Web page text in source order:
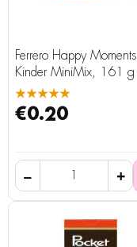
Ferrero Happy Moments
Kinder MiniMix, 161 g
★★★★★
€0.20